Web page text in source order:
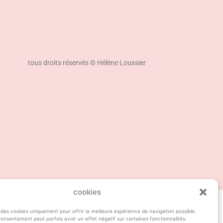
cookies
cookies uniquement pour offrir la meilleure expérience de navigation possible.
peut parfois avoir un effet négatif sur certaines fonctionnalités.
tous droits réservés © Hélène Loussier